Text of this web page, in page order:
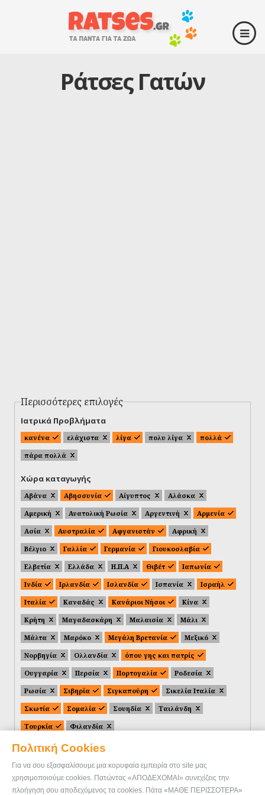
Πολιτική Cookies
Για να σου εξασφαλίσουμε μια κορυφαία εμπειρία στο site μας
χρησιμοποιούμε cookies. Πατώντας «ΑΠΟΔΕΧΟΜΑΙ» συνεχίζεις την
πλοήγηση σου αποδεχόμενος τα cookies. Πάτα «ΜΑΘΕ ΠΕΡΙΣΣΟΤΕΡΑ»
Ράτσες Γατών
Περισσότερες επιλογές
Ιατρικά Προβλήματα
κανένα ελάχιστα λίγα πολυ λίγα
πολλά
πάρα πολλά
Χώρα καταγωγής
Αβάνα Αβησσυνία Αίγυπτος
Αλάσκα
Αμερική
Ανατολική Ρωσία Αργεντινή
Αρμενία
Ασία
Αυστραλία Αφγανιστάν
Αφρική
Βέλγιο
Γαλλία Γερμανία
Γιουκοσλαβία
Ελβετία
Ελλάδα Η.Π.Α Θιβέτ
Ιαπωνία
Ινδία
Ιρλανδία Ισλανδία Ισπανία
Ισραήλ
Ιταλία
Καναδάς Κανάριοι Νήσοι
Κίνα
Κρήτη
Μαγαδασκάρη Μαλαισία
Μάλι
Μάλτα
Μαρόκο Μεγάλη Βρετανία
Μεξικό
Νορβηγία
Ολλανδία
όπου γης και πατρίς
Ουγγαρία
Περσία Πορτογαλία
Ροδεσία
Ρωσία
Σιβηρία Σιγκαπούρη
Σικελία Ιταλία
Σκωτία
Σομαλία Σουηδία
Ταιλάνδη
Τουρκία
Φιλανδία